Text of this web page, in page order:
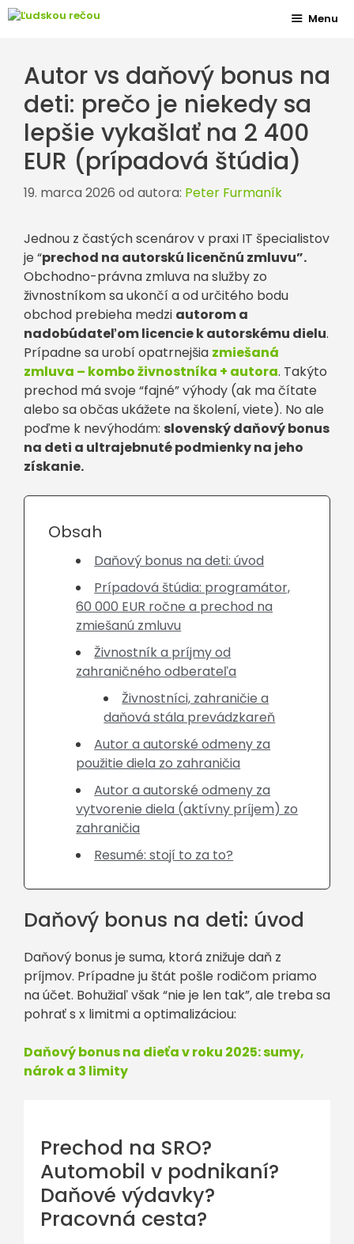
Preskočiť
Menu
Autor vs daňový bonus na
deti: prečo je niekedy sa
lepšie vykašlať na 2 400
EUR (prípadová štúdia)
19. marca 2026 od autora: Peter Furmaník
Jednou z častých scenárov v praxi IT špecialistov
je “prechod na autorskú licenčnú zmluvu”.
Obchodno-právna zmluva na služby zo
živnostníkom sa ukončí a od určitého bodu
obchod prebieha medzi autorom a
nadobúdateľom licencie k autorskému dielu.
Prípadne sa urobí opatrnejšia zmiešaná
zmluva – kombo živnostníka + autora. Takýto
prechod má svoje “fajné” výhody (ak ma čítate
alebo sa občas ukážete na školení, viete). No ale
poďme k nevýhodám: slovenský daňový bonus
na deti a ultrajebnuté podmienky na jeho
získanie.
Obsah
Daňový bonus na deti: úvod
Prípadová štúdia: programátor,
60 000 EUR ročne a prechod na
zmiešanú zmluvu
Živnostník a príjmy od
zahraničného odberateľa
Živnostníci, zahraničie a
daňová stála prevádzkareň
Autor a autorské odmeny za
použitie diela zo zahraničia
Autor a autorské odmeny za
vytvorenie diela (aktívny príjem) zo
zahraničia
Resumé: stojí to za to?
Daňový bonus na deti: úvod
Daňový bonus je suma, ktorá znižuje daň z
príjmov. Prípadne ju štát pošle rodičom priamo
na účet. Bohužiaľ však “nie je len tak”, ale treba sa
pohrať s x limitmi a optimalizáciou:
Daňový bonus na dieťa v roku 2025: sumy,
nárok a 3 limity
Prechod na SRO?
Automobil v podnikaní?
Daňové výdavky?
Pracovná cesta?